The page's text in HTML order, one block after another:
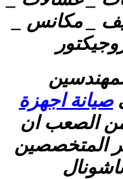
_ مكانس _
صيانة اجهزة
الصعب ان
المتخصصين